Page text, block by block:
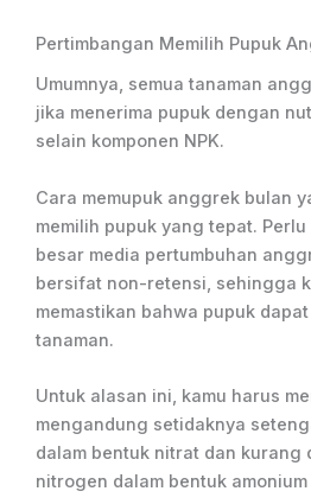
Pertimbangan Memilih Pupuk
Umumnya, semua tanaman
jika menerima pupuk dengan
selain komponen NPK.
Cara memupuk anggrek bulan
memilih pupuk yang tepat.
besar media pertumbuhan
bersifat non-retensi, sehingga
memastikan bahwa pupuk
tanaman.
Untuk alasan ini, kamu harus
mengandung setidaknya
dalam bentuk nitrat dan kurang
nitrogen dalam bentuk